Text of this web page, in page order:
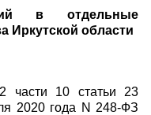
в отдельные
Иркутской области
части 10 статьи 23
2020 года N 248-ФЗ